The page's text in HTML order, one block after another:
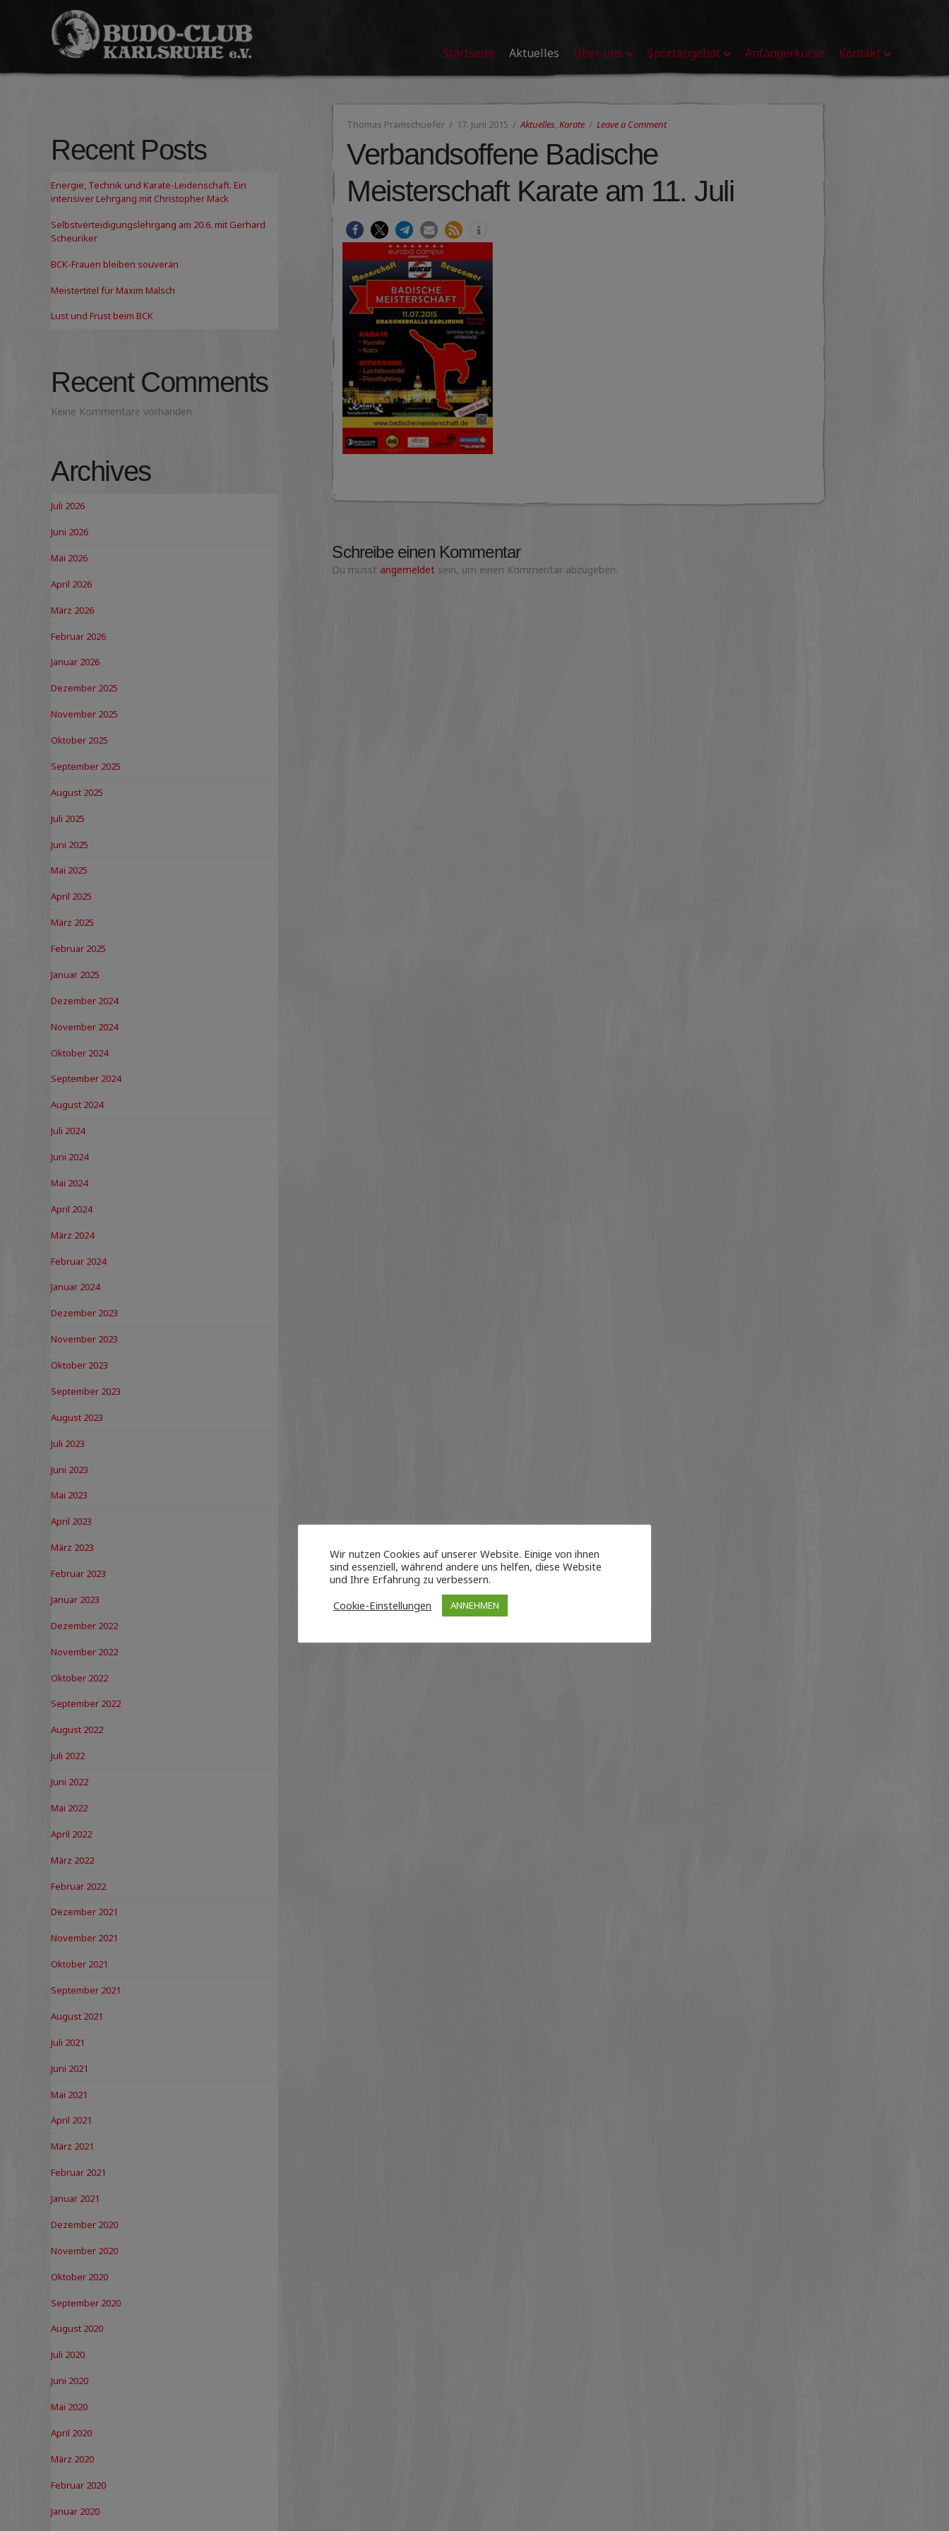
Budo-
Club
e.V.
Startseite Aktuelles Über uns Sportangebot Anfängerkurse Kontakt
Thomas Pramschuefer 17. Juni 2015 Aktuelles Karate Leave a Comment
Verbandsoffene Badische
Meisterschaft Karate am 11. Juli
Schreibe einen Kommentar
Du musst angemeldet sein, um einen Kommentar abzugeben.
Recent Posts
Energie, Technik und Karate-Leidenschaft. Ein
intensiver Lehrgang mit Christopher Mack
Selbstverteidigungslehrgang am 20.6. mit Gerhard
Scheuriker
BCK-Frauen bleiben souverän
Meistertitel für Maxim Malsch
Lust und Frust beim BCK
Recent Comments
Keine Kommentare vorhanden.
Archives
Juli 2026
Juni 2026
Mai 2026
April 2026
März 2026
Februar 2026
Januar 2026
Dezember 2025
November 2025
Oktober 2025
September 2025
August 2025
Juli 2025
Juni 2025
Mai 2025
April 2025
März 2025
Februar 2025
Januar 2025
Dezember 2024
November 2024
Oktober 2024
September 2024
August 2024
Juli 2024
Juni 2024
Mai 2024
April 2024
März 2024
Februar 2024
Januar 2024
Dezember 2023
November 2023
Oktober 2023
September 2023
August 2023
Juli 2023
Juni 2023
Mai 2023
April 2023
März 2023
Februar 2023
Januar 2023
Dezember 2022
November 2022
Oktober 2022
September 2022
August 2022
Juli 2022
Juni 2022
Mai 2022
April 2022
März 2022
Februar 2022
Dezember 2021
November 2021
Oktober 2021
September 2021
August 2021
Juli 2021
Juni 2021
Mai 2021
April 2021
März 2021
Februar 2021
Januar 2021
Dezember 2020
November 2020
Oktober 2020
September 2020
August 2020
Juli 2020
Juni 2020
Mai 2020
April 2020
März 2020
Februar 2020
Januar 2020
Wir nutzen Cookies auf unserer Website. Einige von ihnen
sind essenziell, während andere uns helfen, diese Website
und Ihre Erfahrung zu verbessern.
Cookie-Einstellungen
ANNEHMEN